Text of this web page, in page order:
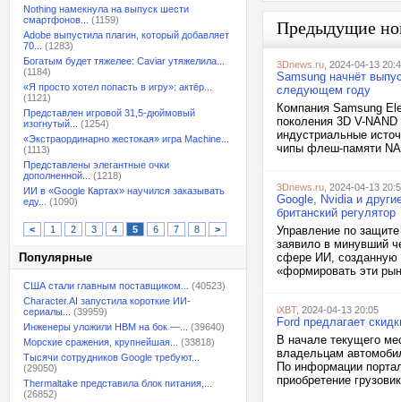
Nothing намекнула на выпуск шести
смартфонов...
(1159)
Adobe выпустила плагин, который добавляет
70...
(1283)
Богатым будет тяжелее: Caviar утяжелила...
(1184)
«Я просто хотел попасть в игру»: актёр...
(1121)
Представлен игровой 31,5-дюймовый
изогнутый...
(1254)
«Экстраординарно жестокая» игра Machine...
(1113)
Представлены элегантные очки
дополненной...
(1218)
ИИ в «Google Картах» научился заказывать
еду...
(1090)
< 1 2 3 4 5 6 7 8 >
Популярные
США стали главным поставщиком...
(40523)
Character.AI запустила короткие ИИ-
сериалы...
(39959)
Инженеры уложили HBM на бок —...
(39640)
Морские сражения, крупнейшая...
(33818)
Тысячи сотрудников Google требуют...
(29050)
Thermaltake представила блок питания,...
(26852)
Предыдущие
3Dnews.ru , 2024-04-13
Samsung начнёт
следующем году
Компания Samsung
поколения 3D V-
индустриальные
чипы флеш-памяти
3Dnews.ru , 2024-04-13
Google, Nvidia и
британский регулятор
Управление по
заявило в минувший
сфере ИИ, созданную
«формировать эти
iXBT, 2024-04-13 20:05
Ford предлагает
В начале текущего
владельцам
По информации
приобретение